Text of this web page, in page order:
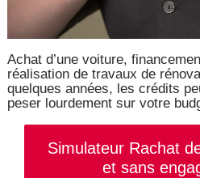
Achat d’une voiture,
réalisation de travaux de
quelques années, les crédits
peser lourdement sur votre
Simulateur Rachat
et sans